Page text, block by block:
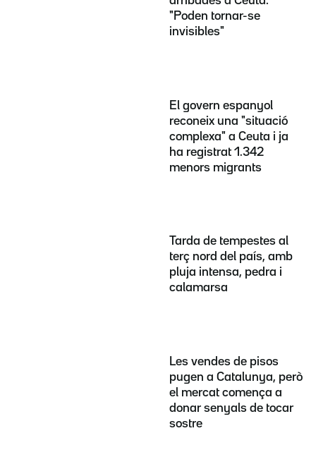
"Poden tornar-se
invisibles"
El govern espanyol
reconeix una "situació
complexa" a Ceuta i ja
ha registrat 1.342
menors migrants
Tarda de tempestes al
terç nord del país, amb
pluja intensa, pedra i
calamarsa
Les vendes de pisos
pugen a Catalunya, però
el mercat comença a
donar senyals de tocar
sostre